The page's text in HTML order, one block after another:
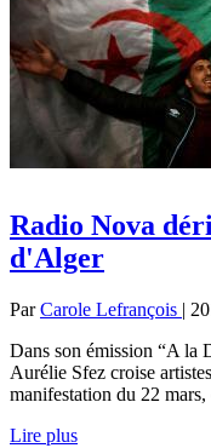
Radio Nova
d'Alger
ParCarole Lefrançois |
Dans son émission “A la
Aurélie Sfez croise
manifestation du 22
Lire plus